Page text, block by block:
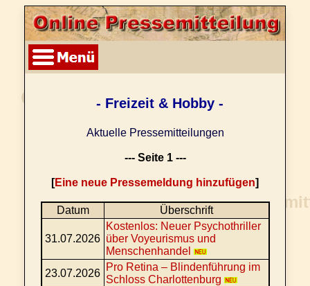
- Freizeit & Hobby -
Aktuelle Pressemitteilungen
--- Seite 1 ---
[Eine neue Pressemeldung hinzufügen]
Datum Überschrift
31.07.2026
Kostenlos: Neuer Psychothriller
über Voyeurismus und
Menschenhandel
23.07.2026
Pro Retina – Blindenführung im
Schloss Charlottenburg